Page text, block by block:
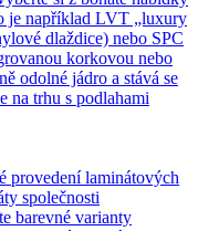
je například LVT „luxury
dlaždice) nebo SPC
korkovou nebo
odolné jádro a stává se
na trhu s podlahami
provedení laminátových
společnosti
barevné varianty